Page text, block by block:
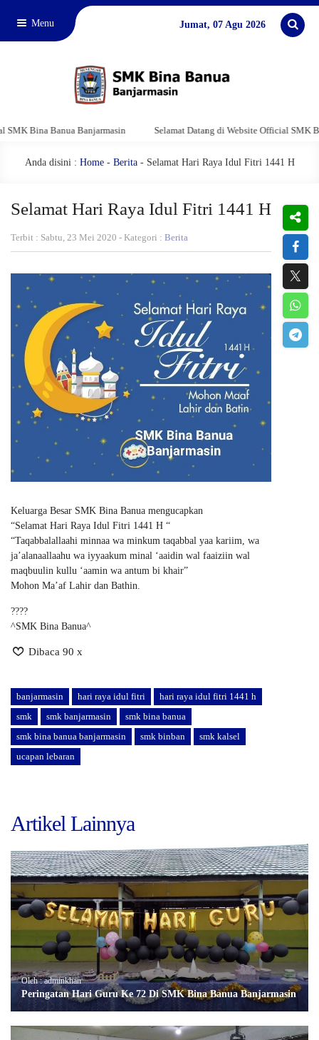
Menu Jumat, 07 Agu 2026
Bina Banua Banjarmasin Selamat Datang di Website Official SMK Bina
Anda disini : Home- Berita- Selamat Hari Raya Idul Fitri 1441 H
Selamat Hari Raya Idul Fitri 1441 H
Terbit : Sabtu, 23 Mei 2020 - Kategori : Berita
Keluarga Besar SMK Bina Banua mengucapkan
“Selamat Hari Raya Idul Fitri 1441 H “
“Taqabbalallaahi minnaa wa minkum taqabbal yaa kariim, wa
ja’alanaallaahu wa iyyaakum minal ‘aaidin wal faaiziin wal
maqbuulin kullu ‘aamin wa antum bi khair”
Mohon Ma’af Lahir dan Bathin.
????
^SMK Bina Banua^
Dibaca 90 x
banjarmasin hari raya idul fitri
hari raya idul fitri 1441 h
smk
smk banjarmasin
smk bina banua
smk bina banua banjarmasin
smk binban
smk kalsel
ucapan lebaran
Artikel Lainnya
Oleh : adminkhan
Peringatan Hari Guru Ke 72 Di SMK Bina Banua Banjarmasin